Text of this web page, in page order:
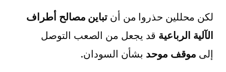
لكن محللين حذروا من أنتباين مصالح أطراف
الآلية الرباعية قد يجعل من الصعب التوصل
إلى موقف موحد بشأن السودان.